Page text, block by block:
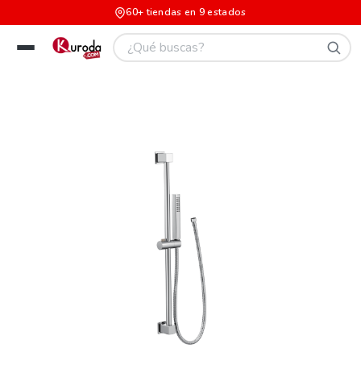
60+ tiendas en 9 estados